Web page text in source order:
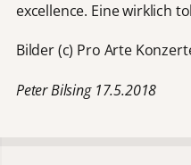
excellence. Eine wirklich
Bilder (c) Pro Arte
Peter Bilsing 17.5.2018